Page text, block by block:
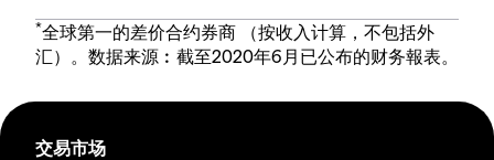
*全球第一的差价合约券商 （按收入计算，不包括外
汇）。数据来源︰截至2020年6月已公布的财务報表。
交易市场